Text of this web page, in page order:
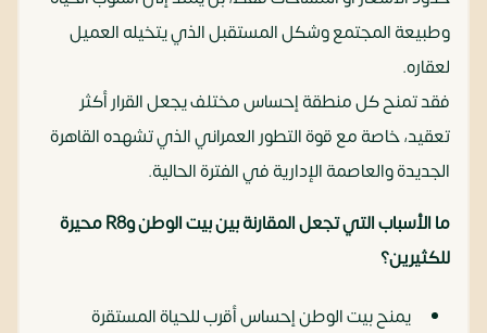
وطبيعة المجتمع وشكل المستقبل الذي يتخيله العميل
لعقاره.
فقد تمنح كل منطقة إحساس مختلف يجعل القرار أكثر
تعقيد، خاصة مع قوة التطور العمراني الذي تشهده القاهرة
الجديدة والعاصمة الإدارية في الفترة الحالية.
ما الأسباب التي تجعل المقارنة بين بيت الوطن وR8 محيرة
للكثيرين؟
يمنح بيت الوطن إحساس أقرب للحياة المستقرة